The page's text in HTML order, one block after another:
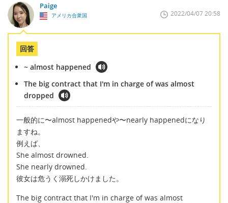
Paige
アメリカ合衆国 2022/04/07 20:58
回答
~ almost happened
The big contract that I'm in charge of was almost
dropped
一般的に〜almost happenedや〜nearly happenedになり
ますね。
例えば、
She almost drowned.
She nearly drowned.
彼女は危うく溺死しかけました。
The big contract that I'm in charge of was almost